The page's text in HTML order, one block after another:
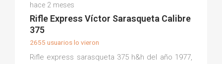
(0)
hace 2 meses
Rifle Express Víctor Sarasqueta Calibre
375
2655 usuarios lo vieron
Rifle express sarasqueta 375 h&h del año 1977,